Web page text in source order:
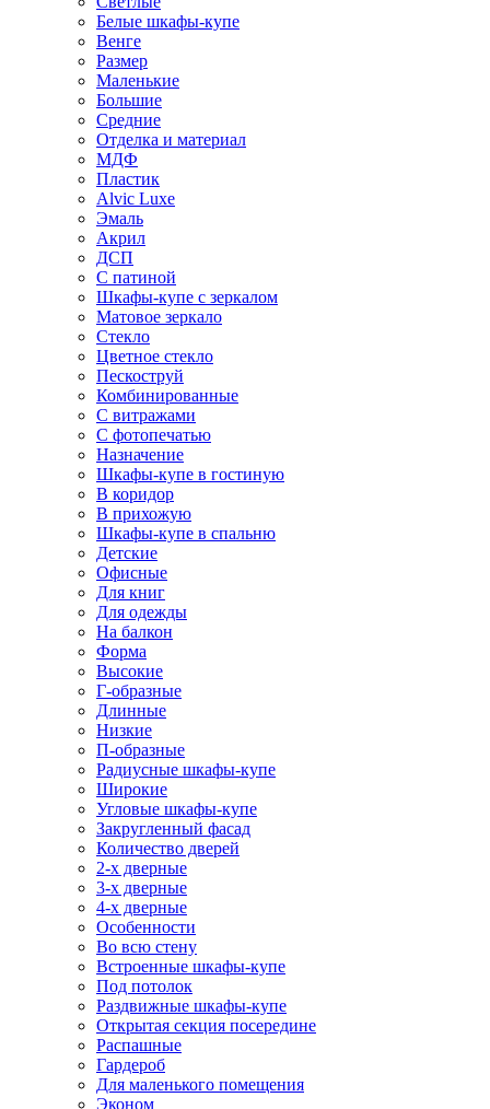
Белые шкафы-купе
Венге
Размер
Маленькие
Большие
Средние
Отделка и материал
МДФ
Пластик
Alvic Luxe
Эмаль
Акрил
ДСП
С патиной
Шкафы-купе с зеркалом
Матовое зеркало
Стекло
Цветное стекло
Пескоструй
Комбинированные
С витражами
С фотопечатью
Назначение
Шкафы-купе в гостиную
В коридор
В прихожую
Шкафы-купе в спальню
Детские
Офисные
Для книг
Для одежды
На балкон
Форма
Высокие
Г-образные
Длинные
Низкие
П-образные
Радиусные шкафы-купе
Широкие
Угловые шкафы-купе
Закругленный фасад
Количество дверей
2-х дверные
3-х дверные
4-х дверные
Особенности
Во всю стену
Встроенные шкафы-купе
Под потолок
Раздвижные шкафы-купе
Открытая секция посередине
Распашные
Гардероб
Для маленького помещения
Эконом